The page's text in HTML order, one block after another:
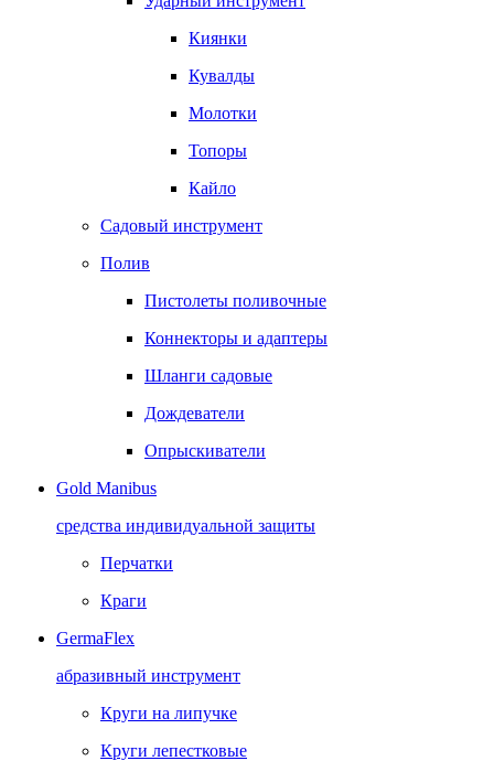
Киянки
Кувалды
Молотки
Топоры
Кайло
Садовый инструмент
Полив
Пистолеты поливочные
Коннекторы и адаптеры
Шланги садовые
Дождеватели
Опрыскиватели
Gold Manibus
средства индивидуальной защиты
Перчатки
Краги
GermaFlex
абразивный инструмент
Круги на липучке
Круги лепестковые